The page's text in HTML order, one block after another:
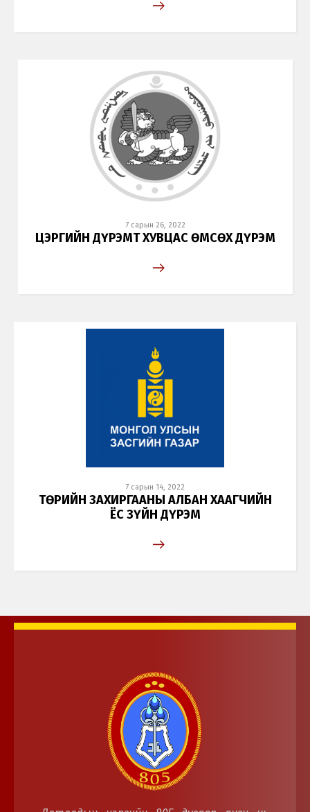
7 сарын 26, 2022
ЦЭРГИЙН ДҮРЭМТ ХУВЦАС ӨМСӨХ ДҮРЭМ
7 сарын 14, 2022
ТӨРИЙН ЗАХИРГААНЫ АЛБАН ХААГЧИЙН
ЁС ЗҮЙН ДҮРЭМ
Хэл солих